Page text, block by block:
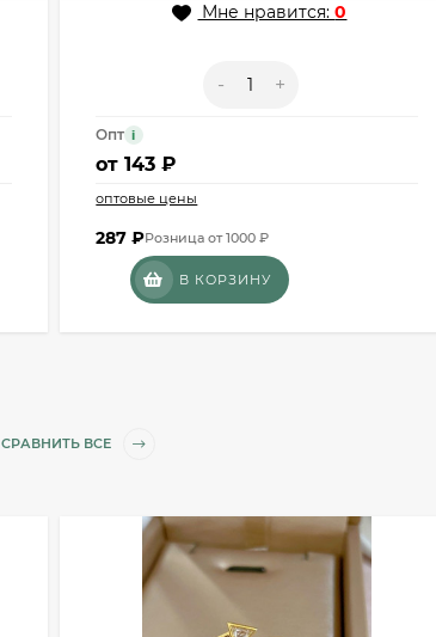
Мне нравится:0
- +
Опт i
от143 ₽
оптовые цены
287₽Розница от 1000 ₽
В КОРЗИНУ
СРАВНИТЬ ВСЕ